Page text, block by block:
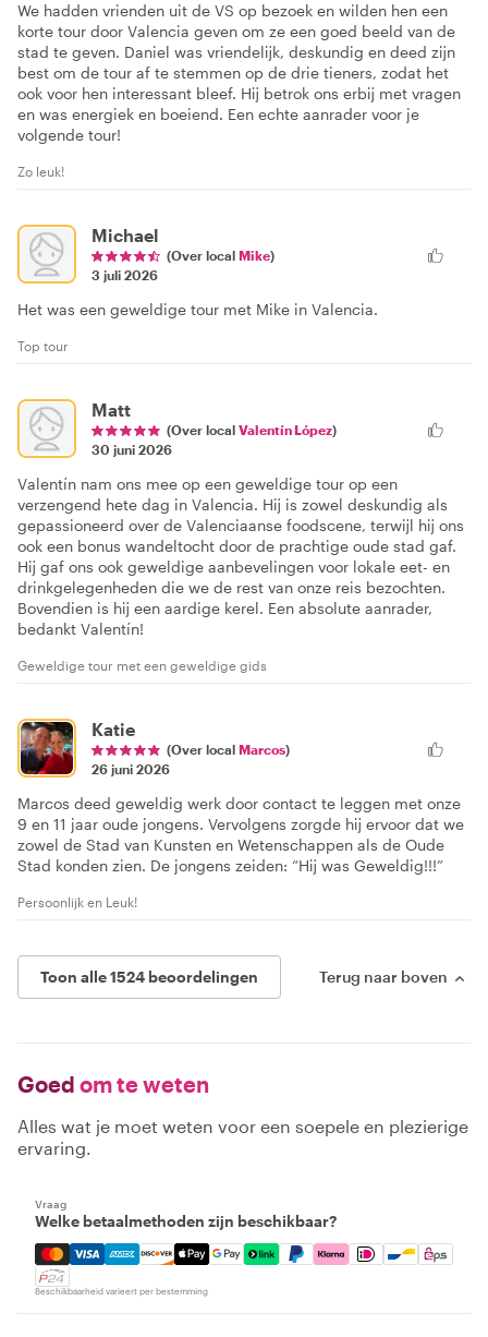
We hadden vrienden uit de VS op bezoek en wilden hen een
korte tour door Valencia geven om ze een goed beeld van de
stad te geven. Daniel was vriendelijk, deskundig en deed zijn
best om de tour af te stemmen op de drie tieners, zodat het
ook voor hen interessant bleef. Hij betrok ons erbij met vragen
en was energiek en boeiend. Een echte aanrader voor je
volgende tour!
Zo leuk!
Michael
(Over local Mike)
3 juli 2026
Het was een geweldige tour met Mike in Valencia.
Top tour
Matt
(Over local Valentín López)
30 juni 2026
Valentín nam ons mee op een geweldige tour op een
verzengend hete dag in Valencia. Hij is zowel deskundig als
gepassioneerd over de Valenciaanse foodscene, terwijl hij ons
ook een bonus wandeltocht door de prachtige oude stad gaf.
Hij gaf ons ook geweldige aanbevelingen voor lokale eet- en
drinkgelegenheden die we de rest van onze reis bezochten.
Bovendien is hij een aardige kerel. Een absolute aanrader,
bedankt Valentín!
Geweldige tour met een geweldige gids
Katie
(Over local Marcos)
26 juni 2026
Marcos deed geweldig werk door contact te leggen met onze
9 en 11 jaar oude jongens. Vervolgens zorgde hij ervoor dat we
zowel de Stad van Kunsten en Wetenschappen als de Oude
Stad konden zien. De jongens zeiden: “Hij was Geweldig!!!”
Persoonlijk en Leuk!
Toon alle 1524 beoordelingen Terug naar boven
Goed om te weten
Alles wat je moet weten voor een soepele en plezierige
ervaring.
Vraag
Welke betaalmethoden zijn beschikbaar?
Mastercard, Visa, Amex, Discover, Apple Pay, Google
Beschikbaarheid varieert per bestemming